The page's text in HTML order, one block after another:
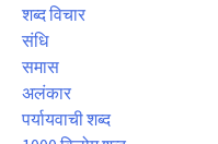
शब्द विचार
संधि
समास
अलंकार
पर्यायवाची शब्द